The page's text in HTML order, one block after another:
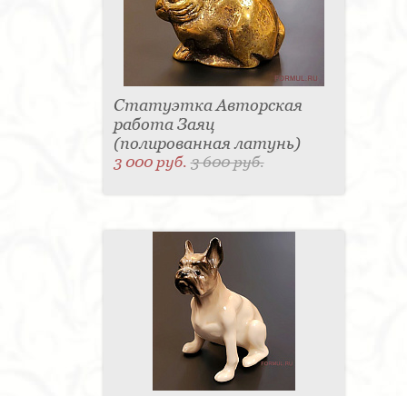
Статуэтка Авторская
работа Заяц
(полированная латунь)
3 000 руб.3 600 руб.